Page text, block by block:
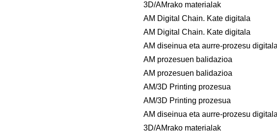
3D/AMrako materialak
AM Digital Chain. Kate digitala
AM Digital Chain. Kate digitala
AM diseinua eta aurre-prozesu digitala
AM prozesuen balidazioa
AM prozesuen balidazioa
AM/3D Printing prozesua
AM/3D Printing prozesua
AM diseinua eta aurre-prozesu digitala
3D/AMrako materialak